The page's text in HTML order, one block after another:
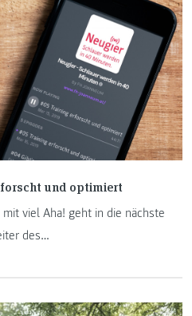
ist, was seine
sind und welche Ziele er
und optimiert
viel Aha! geht in die nächste
des